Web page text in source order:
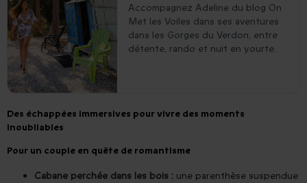
Accompagnez Adeline du blog On
Met les Voiles dans ses aventures
dans les Gorges du Verdon, entre
détente, rando et nuit en yourte.
Des échappées immersives pour vivre des moments
inoubliables
Pour un couple en quête de romantisme
Cabane perchée dans les bois : une parenthèse suspendue